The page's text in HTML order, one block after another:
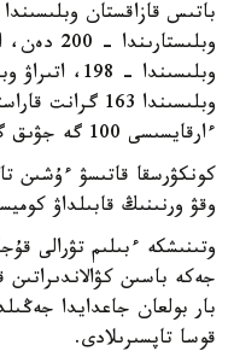
وبلىسىندا 163
ءارقايسىسى 100 گە جۋىق گرانت ۇسىندى.
كونكۋرسقا قاتىسۋ ءۇشىن
وقۋ ورنىنىڭ قابىلداۋ
وتىنىشكە ءبىلىم تۋرالى
جەكە باسىن
بار بولعان جاعدايدا
قوسا تاپسىرىلادى.